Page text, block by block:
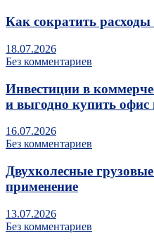
Как сократить расходы
18.07.2026
Без комментариев
Инвестиции в
и выгодно купить офис
16.07.2026
Без комментариев
Двухколесные
применение
13.07.2026
Без комментариев